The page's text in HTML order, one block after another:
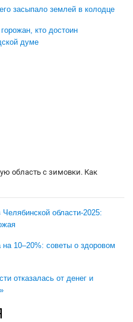
засыпало землей в колодце
кто достоин
думе
область с зимовки. Как
области-2025:
на 10–20%: советы о здоровом
отказалась от денег и